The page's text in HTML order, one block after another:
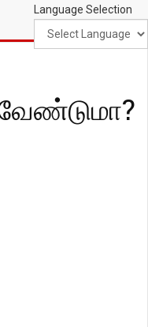
Language Selection